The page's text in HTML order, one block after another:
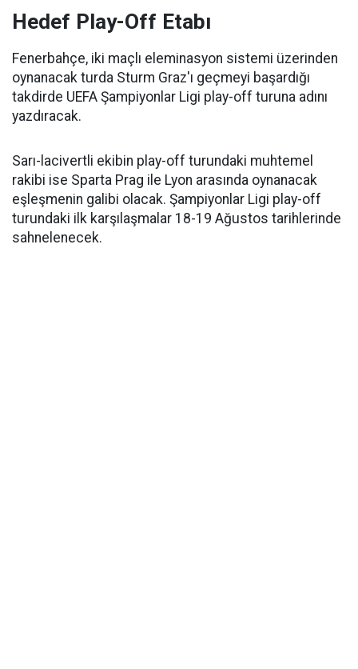
Hedef Play-Off Etabı
Fenerbahçe, iki maçlı eleminasyon sistemi üzerinden
oynanacak turda Sturm Graz'ı geçmeyi başardığı
takdirde UEFA Şampiyonlar Ligi play-off turuna adını
yazdıracak.
Sarı-lacivertli ekibin play-off turundaki muhtemel
rakibi ise Sparta Prag ile Lyon arasında oynanacak
eşleşmenin galibi olacak. Şampiyonlar Ligi play-off
turundaki ilk karşılaşmalar 18-19 Ağustos tarihlerinde
sahnelenecek.